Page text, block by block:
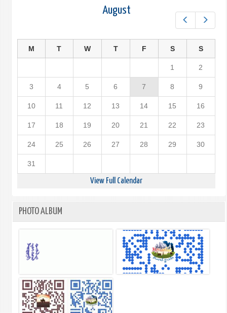
August
M T W T F S S
1 2
3 4 5 6 7 8 9
10 11 12 13 14 15 16
17 18 19 20 21 22 23
24 25 26 27 28 29 30
31
View Full Calendar
PHOTO ALBUM